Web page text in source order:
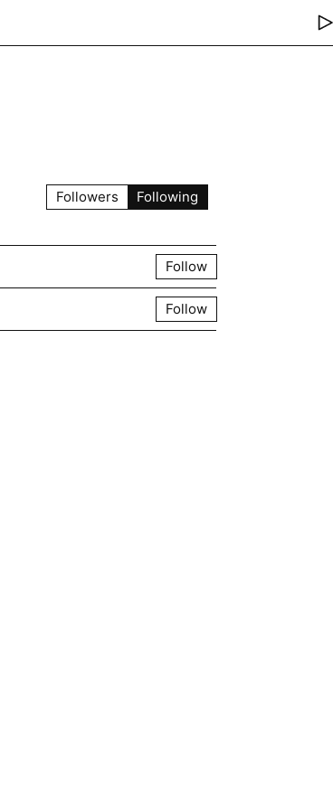
Followers Following
Follow
Follow